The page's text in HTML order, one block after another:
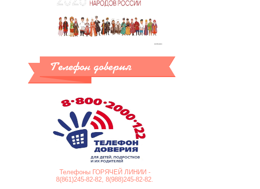
Телефон доверия
Телефоны ГОРЯЧЕЙ ЛИНИИ -
8(861)245-82-82, 8(988)245-82-82.